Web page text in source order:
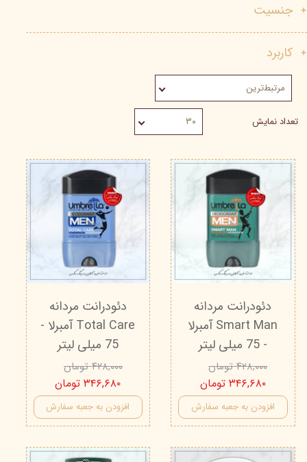
جنسیت
کاربرد
مرتبط‌ترین
تعداد نمایش ۳۰
دئودرانت مردانه
Smart Man آمبرلا
- 75 میلی لیتر
۴۲۸,۰۰۰ تومان
۳۴۶,۶۸۰ تومان
افزودن به جعبه سفارش
دئودرانت مردانه
Total Care آمبرلا -
75 میلی لیتر
۴۲۸,۰۰۰ تومان
۳۴۶,۶۸۰ تومان
افزودن به جعبه سفارش